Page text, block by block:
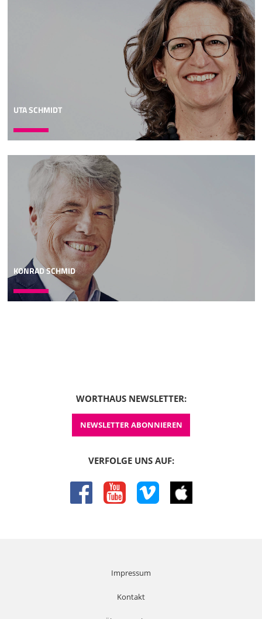
UTA SCHMIDT
KONRAD SCHMID
WORTHAUS NEWSLETTER:
NEWSLETTER ABONNIEREN
VERFOLGE UNS AUF:
facebook youtube vimeo itunes
Impressum
Kontakt